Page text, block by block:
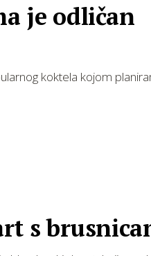
je odličan
koktela kojom
s